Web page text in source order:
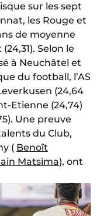
sur les sept
les Rouge et
de moyenne
Selon le
à Neuchâtel et
du football, l’AS
(24,64
Etienne (24,74)
Une preuve
du Club,
( Benoît
Matsima), ont